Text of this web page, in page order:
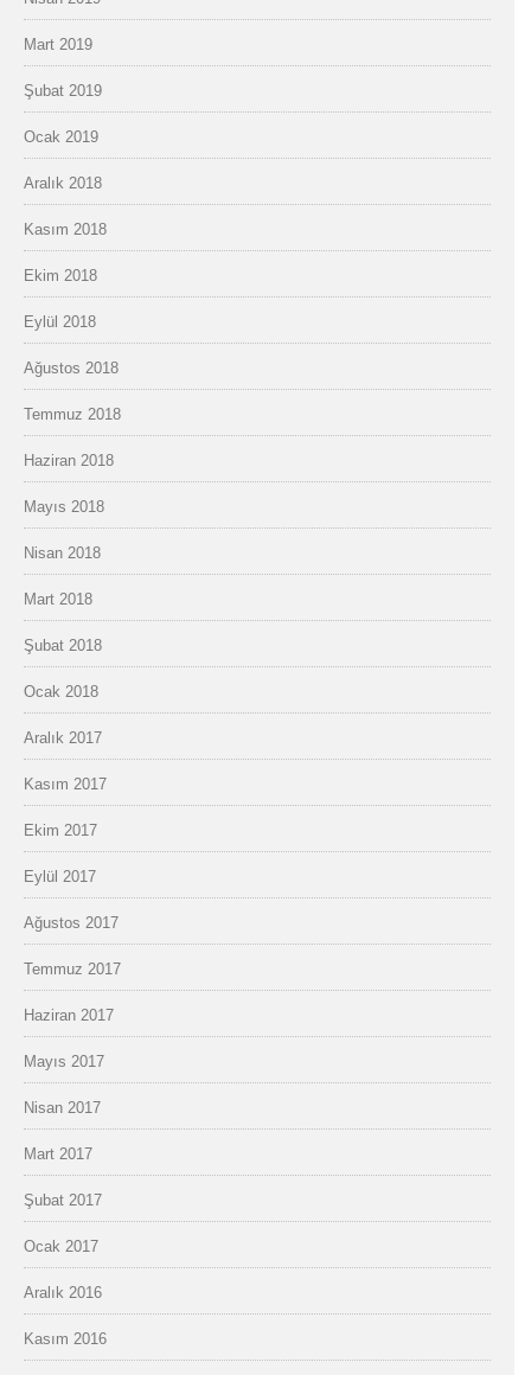
Mart 2019
Şubat 2019
Ocak 2019
Aralık 2018
Kasım 2018
Ekim 2018
Eylül 2018
Ağustos 2018
Temmuz 2018
Haziran 2018
Mayıs 2018
Nisan 2018
Mart 2018
Şubat 2018
Ocak 2018
Aralık 2017
Kasım 2017
Ekim 2017
Eylül 2017
Ağustos 2017
Temmuz 2017
Haziran 2017
Mayıs 2017
Nisan 2017
Mart 2017
Şubat 2017
Ocak 2017
Aralık 2016
Kasım 2016